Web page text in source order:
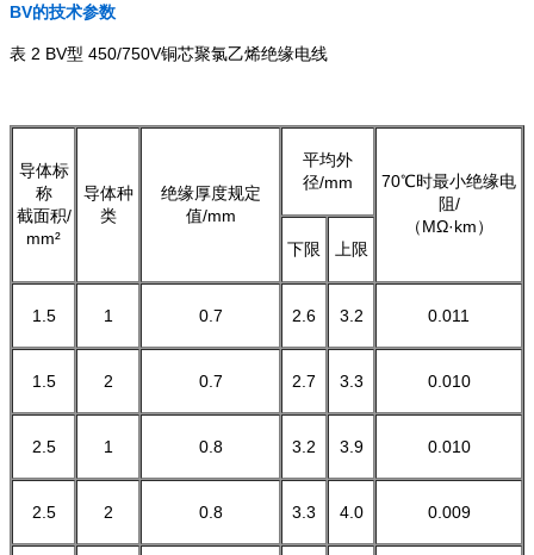
BV的技术参数
表 2 BV型 450/750V铜芯聚氯乙烯绝缘电线
导体标
称
截面积/
mm²
导体种
类
绝缘厚度规定
值/mm
平均外
径/mm
70℃时最小绝缘电
阻/
（MΩ·km）
下限
上限
1.5 1 0.7 2.6 3.2 0.011
1.5 2 0.7 2.7 3.3 0.010
2.5 1 0.8 3.2 3.9 0.010
2.5 2 0.8 3.3 4.0 0.009